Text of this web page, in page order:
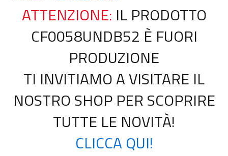
ATTENZIONE: IL PRODOTTO
CF0058UNDB52 È FUORI
PRODUZIONE
TI INVITIAMO A VISITARE IL
NOSTRO SHOP PER SCOPRIRE
TUTTE LE NOVITÀ!
CLICCA QUI!